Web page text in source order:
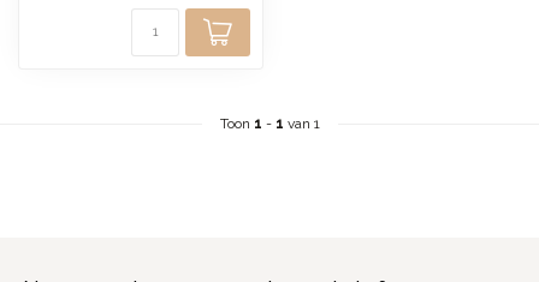
Toon 1 - 1 van 1